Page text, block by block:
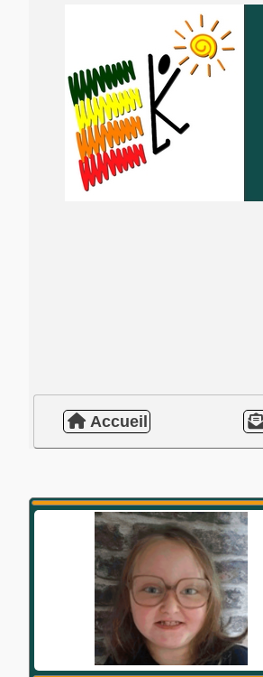
Accueil